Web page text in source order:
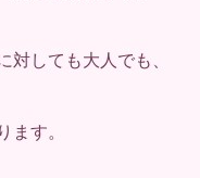
対しても大人でも、
ます。